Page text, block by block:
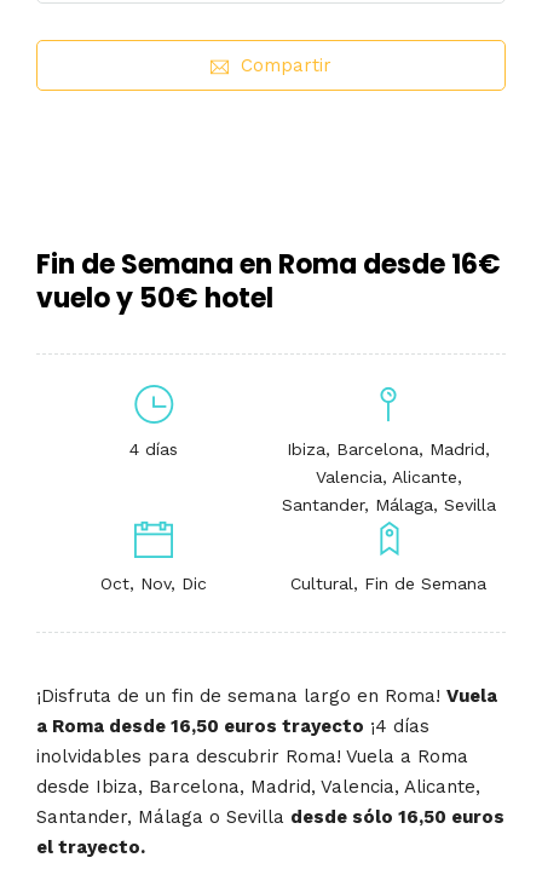
Compartir
Fin de Semana en Roma desde 16€
vuelo y 50€ hotel
4 días
Ibiza, Barcelona, Madrid,
Valencia, Alicante,
Santander, Málaga, Sevilla
Oct, Nov, Dic Cultural, Fin de Semana
¡Disfruta de un fin de semana largo en Roma! Vuela
a Roma desde 16,50 euros trayecto ¡4 días
inolvidables para descubrir Roma! Vuela a Roma
desde Ibiza, Barcelona, Madrid, Valencia, Alicante,
Santander, Málaga o Sevilla desde sólo 16,50 euros
el trayecto.